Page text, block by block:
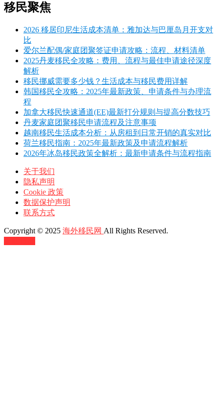
移民聚焦
2026 移居印尼生活成本清单：雅加达与巴厘岛月开支对
比
爱尔兰配偶/家庭团聚签证申请攻略：流程、材料清单
2025丹麦移民全攻略：费用、流程与最佳申请途径深度
解析
移民挪威需要多少钱？生活成本与移民费用详解
韩国移民全攻略：2025年最新政策、申请条件与办理流
程
加拿大移民快速通道(EE)最新打分规则与提高分数技巧
丹麦家庭团聚移民申请流程及注意事项
越南移民生活成本分析：从房租到日常开销的真实对比
荷兰移民指南：2025年最新政策及申请流程解析
2026年冰岛移民政策全解析：最新申请条件与流程指南
关于我们
隐私声明
Cookie 政策
数据保护声明
联系方式
Copyright © 2025 海外移民网 All Rights Reserved.